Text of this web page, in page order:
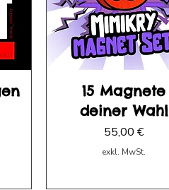
15 Magnete
deiner Wahl
Preis
55,00 €
exkl. MwSt.